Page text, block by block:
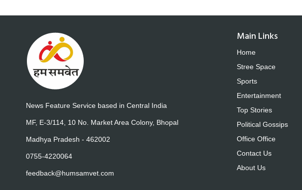
News Feature Service based in Central India
MF, E-3/114, 10 No. Market Area Colony, Bhopal
Madhya Pradesh - 462002
0755-4220064
feedback@humsamvet.com
Main Links
Home
Stree Space
Sports
Entertainment
Top Stories
Political Gossips
Office Office
Contact Us
About Us